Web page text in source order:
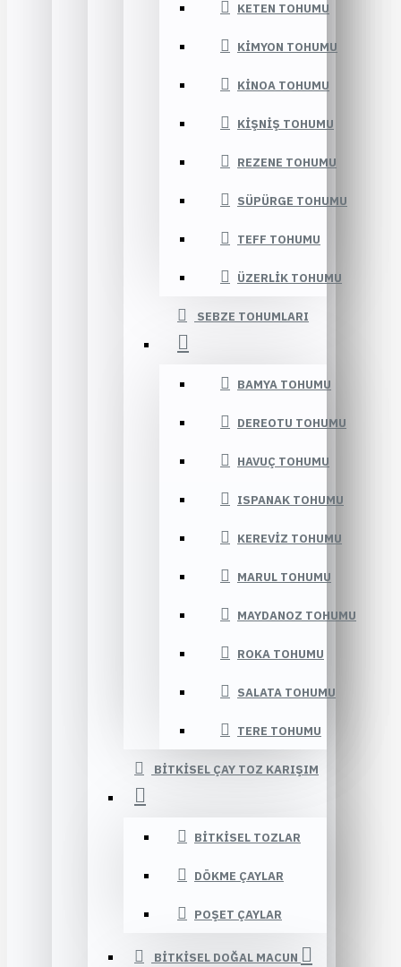
KETEN TOHUMU
KIMYON TOHUMU
KINOA TOHUMU
KIŞNIŞ TOHUMU
REZENE TOHUMU
SÜPÜRGE TOHUMU
TEFF TOHUMU
ÜZERLIK TOHUMU
SEBZE TOHUMLARI
BAMYA TOHUMU
DEREOTU TOHUMU
HAVUÇ TOHUMU
ISPANAK TOHUMU
KEREVIZ TOHUMU
MARUL TOHUMU
MAYDANOZ TOHUMU
ROKA TOHUMU
SALATA TOHUMU
TERE TOHUMU
BITKISEL ÇAY TOZ KARIŞIM
BITKISEL TOZLAR
DÖKME ÇAYLAR
POŞET ÇAYLAR
BITKISEL DOĞAL MACUN